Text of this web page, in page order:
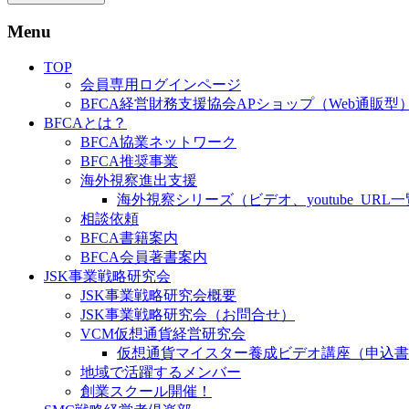
Menu
TOP
会員専用ログインページ
BFCA経営財務支援協会APショップ（Web通販型）
BFCAとは？
BFCA協業ネットワーク
BFCA推奨事業
海外視察進出支援
海外視察シリーズ（ビデオ、youtube_URL一
相談依頼
BFCA書籍案内
BFCA会員著書案内
JSK事業戦略研究会
JSK事業戦略研究会概要
JSK事業戦略研究会（お問合せ）
VCM仮想通貨経営研究会
仮想通貨マイスター養成ビデオ講座（申込書
地域で活躍するメンバー
創業スクール開催！